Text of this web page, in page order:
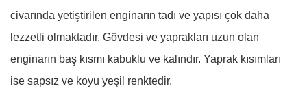
civarında yetiştirilen enginarın tadı ve yapısı çok daha
lezzetli olmaktadır. Gövdesi ve yaprakları uzun olan
enginarın baş kısmı kabuklu ve kalındır. Yaprak kısımları
ise sapsız ve koyu yeşil renktedir.